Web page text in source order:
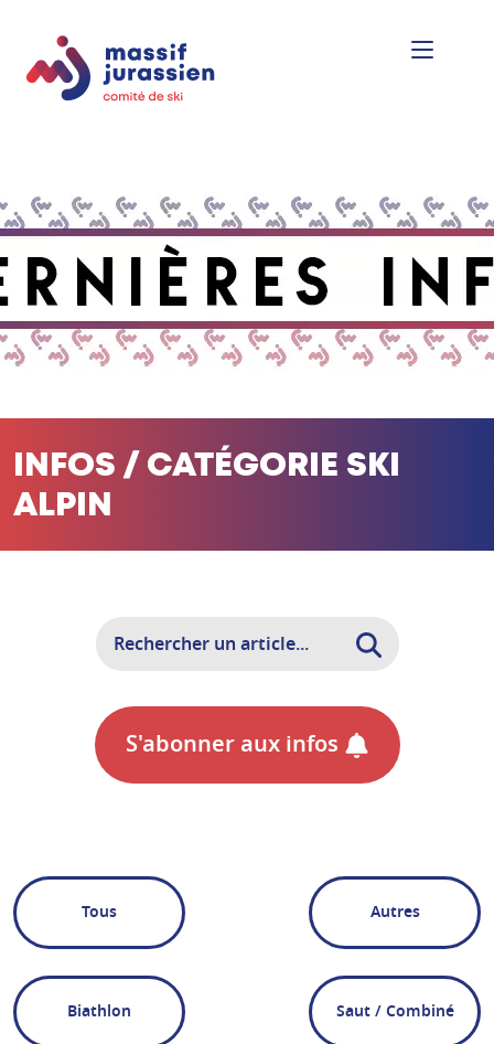
INFOS / CATÉGORIE SKI
ALPIN
S'abonner aux infos
Tous Autres
Biathlon Saut / Combiné